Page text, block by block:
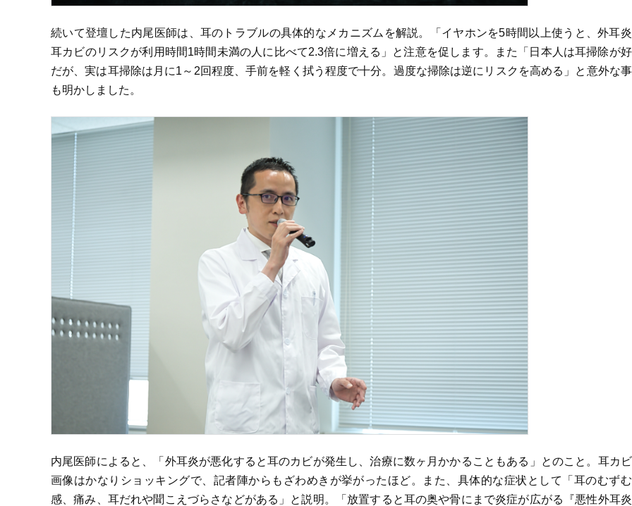
続いて登壇した内尾医師は、耳のトラブルの具体的なメカニズムを解説。「イヤホンを5時間以上使うと、外耳
耳カビのリスクが利用時間1時間未満の人に比べて2.3倍に増える」と注意を促します。また「日本人は耳掃除が
だが、実は耳掃除は月に1～2回程度、手前を軽く拭う程度で十分。過度な掃除は逆にリスクを高める」と意外な
も明かしました。
内尾医師によると、「外耳炎が悪化すると耳のカビが発生し、治療に数ヶ月かかることもある」とのこと。耳カ
画像はかなりショッキングで、記者陣からもざわめきが挙がったほど。また、具体的な症状として「耳のむず
感、痛み、耳だれや聞こえづらさなどがある」と説明。「放置すると耳の奥や骨にまで炎症が広がる『悪性外耳